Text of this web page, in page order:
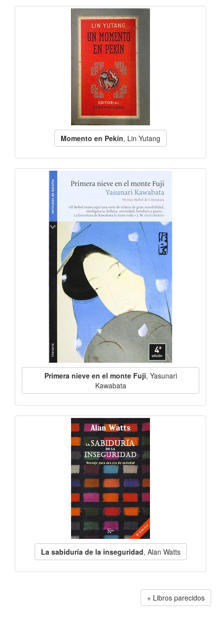
Momento en Pekín, Lin Yutang
Primera nieve en el monte Fuji, Yasunari
Kawabata
La sabiduría de la inseguridad, Alan Watts
Libros parecidos